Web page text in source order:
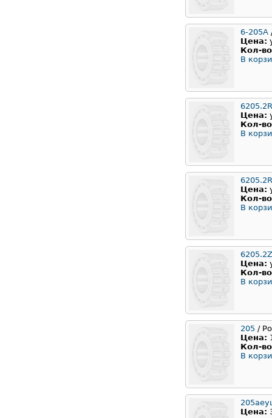
6-205А
Цена:
Кол-
В
Цена:
Кол-
В
Цена:
Кол-
В
Цена:
Кол-
В
205 /
Цена:
Кол-
В
Цена: